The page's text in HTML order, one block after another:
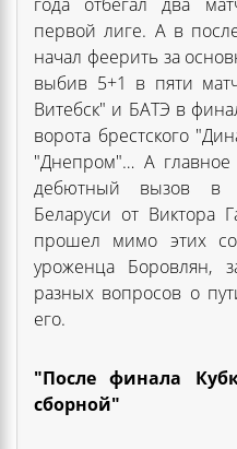
первой лиге. А в
начал феерить за
выбив 5+1 в пяти
Витебск" и БАТЭ в
ворота брестского
"Днепром"… А
дебютный вызов в
Беларуси от Виктора
прошел мимо этих
уроженца Боровлян,
разных вопросов о
его.
"После финала
сборной"